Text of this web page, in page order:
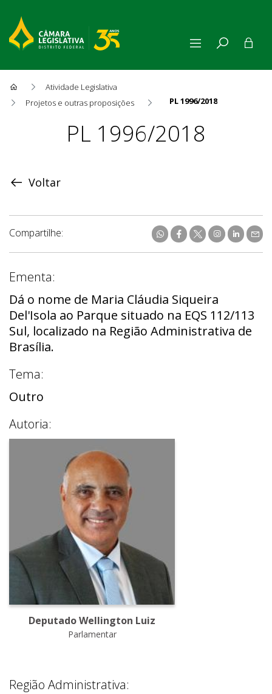
Atividade Legislativa
Projetos e outras proposições
PL 1996/2018
ProposiçãoPL 1996/2018
Voltar
Compartilhe:
Ementa:
Dá o nome de Maria Cláudia Siqueira
Del'Isola ao Parque situado na EQS 112/113
Sul, localizado na Região Administrativa de
Brasília.
Tema:
Outro
Autoria:
Deputado Wellington Luiz
Parlamentar
Região Administrativa: